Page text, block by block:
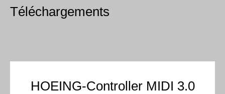
Téléchargements
HOEING-Controller MIDI 3.0